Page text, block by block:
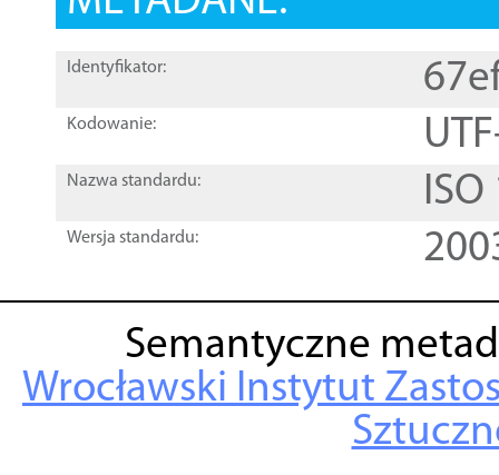
Identyfikator:
Kodowanie:
Nazwa standardu:
Wersja standardu:
Semantyczne
Wrocławski Instytut